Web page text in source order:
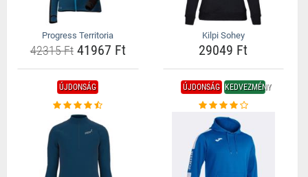
Progress Territoria
42315 Ft41967 Ft
Kilpi Sohey
29049 Ft
ÚJDONSÁG ÚJDONSÁG KEDVEZMÉNY